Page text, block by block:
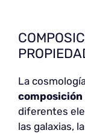
La
diferentes
las galaxias,